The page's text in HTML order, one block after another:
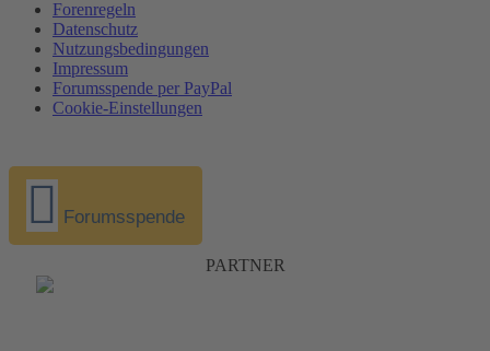
Forenregeln
Datenschutz
Nutzungsbedingungen
Impressum
Forumsspende per PayPal
Cookie-Einstellungen
Forumsspende
PARTNER